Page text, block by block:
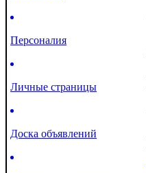
Персоналия
Личные страницы
Доска объявлений